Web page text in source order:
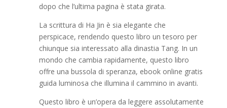
dopo che l’ultima pagina è stata girata.
La scrittura di Ha Jin è sia elegante che
perspicace, rendendo questo libro un tesoro per
chiunque sia interessato alla dinastia Tang. In un
mondo che cambia rapidamente, questo libro
offre una bussola di speranza, ebook online gratis
guida luminosa che illumina il cammino in avanti.
Questo libro è un’opera da leggere assolutamente